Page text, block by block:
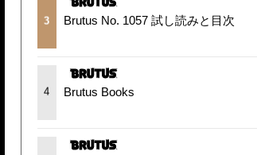
3 Brutus No. 1057 試し読みと目次
4 Brutus Books